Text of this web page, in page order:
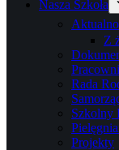
Nasza Szkoła
Z
Rada
Szkolny
Projekty